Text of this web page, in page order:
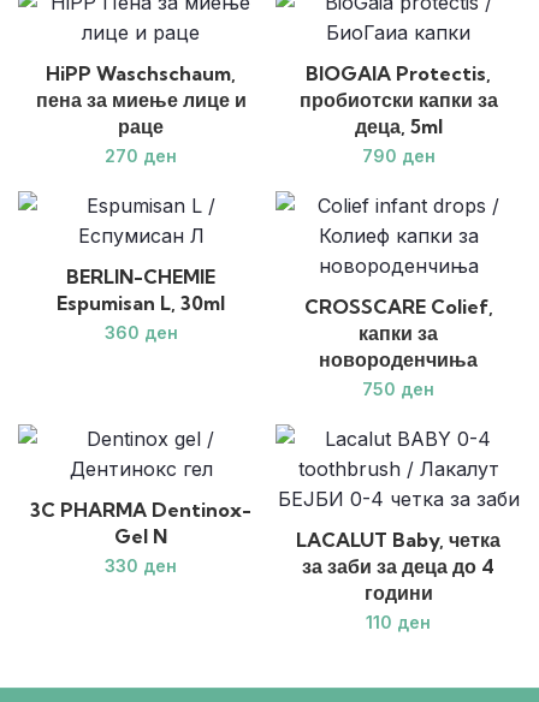
HiPP Waschschaum,
пена за миење лице и
раце
ден
BIOGAIA Protectis,
пробиотски капки за
деца, 5ml
ден
BERLIN-CHEMIE
Espumisan L, 30ml
ден
CROSSCARE Colief,
капки за
новороденчиња
ден
3C PHARMA Dentinox-
Gel N
ден
LACALUT Baby, четка
за заби за деца до 4
години
ден